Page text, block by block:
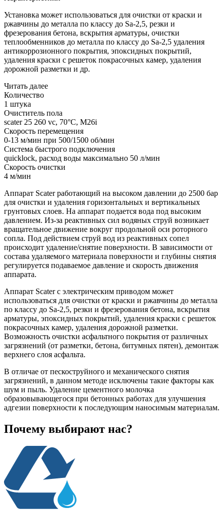
Установка может использоваться для очистки от краски и
ржавчины до металла по классу до Sa-2,5, резки и
фрезерования бетона, вскрытия арматуры, очистки
теплообменников до металла по классу до Sa-2,5 удаления
антикоррозионного покрытия, эпоксидных покрытий,
удаления краски с решеток покрасочных камер, удаления
дорожной разметки и др.
Читать далее
Количество
1 штука
Очиститель пола
scater 25 260 vc, 70°C, M26i
Скорость перемещения
0-13 м/мин при 500/1500 об/мин
Система быстрого подключения
quicklock, расход воды максимально 50 л/мин
Скорость очистки
4 м/мин
Аппарат Scater работающий на высоком давлении до 2500 бар
для очистки и удаления горизонтальных и вертикальных
грунтовых слоев. На аппарат подается вода под высоким
давлением. Из-за реактивных сил водяных струй возникает
вращательное движение вокруг продольной оси роторного
сопла. Под действием струй вод из реактивных сопел
происходит удаление/снятие поверхности. В зависимости от
состава удаляемого материала поверхности и глубины снятия
регулируется подаваемое давление и скорость движения
аппарата.
Аппарат Scater с электрическим приводом может
использоваться для очистки от краски и ржавчины до металла
по классу до Sa-2,5, резки и фрезерования бетона, вскрытия
арматуры, эпоксидных покрытий, удаления краски с решеток
покрасочных камер, удаления дорожной разметки.
Возможность очистки асфальтного покрытия от различных
загрязнений (от разметки, бетона, битумных пятен), демонтаж
верхнего слоя асфальта.
В отличае от пескоструйного и механического снятия
загрязнений, в данном методе исключены такие факторы как
шум и пыль. Удаление цементного молочка
образовывающегося при бетонных работах для улучшения
адгезии поверхности к последующим наносимым материалам.
Почему выбирают нас?